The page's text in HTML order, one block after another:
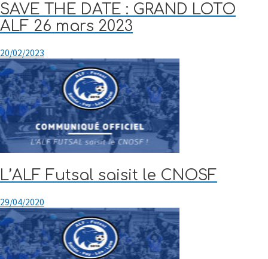
SAVE THE DATE : GRAND LOTO
ALF 26 mars 2023
20/02/2023
L’ALF Futsal saisit le CNOSF
29/04/2020